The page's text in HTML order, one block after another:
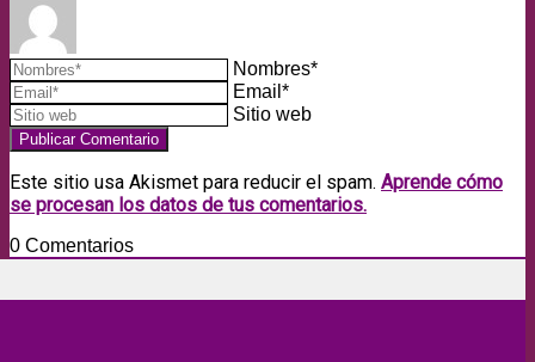
Nombres*
Email*
Sitio web
Este sitio usa Akismet para reducir el spam. Aprende cómo
se procesan los datos de tus comentarios.
0 Comentarios